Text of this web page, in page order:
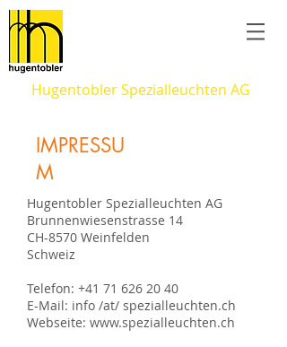
Hugentobler Spezialleuchten AG
IMPRESSU
M
Hugentobler Spezialleuchten AG
Brunnenwiesenstrasse 14
CH-8570 Weinfelden
Schweiz
Telefon: +41 71 626 20 40
E-Mail: info /at/ spezialleuchten.ch
Webseite: www.spezialleuchten.ch